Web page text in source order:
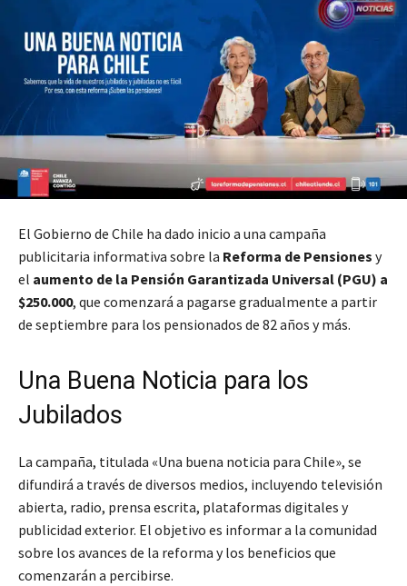
El Gobierno de Chile ha dado inicio a una campaña
publicitaria informativa sobre la Reforma de Pensiones y
el aumento de la Pensión Garantizada Universal (PGU) a
$250.000, que comenzará a pagarse gradualmente a partir
de septiembre para los pensionados de 82 años y más.
Una Buena Noticia para los
Jubilados
La campaña, titulada «Una buena noticia para Chile», se
difundirá a través de diversos medios, incluyendo televisión
abierta, radio, prensa escrita, plataformas digitales y
publicidad exterior. El objetivo es informar a la comunidad
sobre los avances de la reforma y los beneficios que
comenzarán a percibirse.